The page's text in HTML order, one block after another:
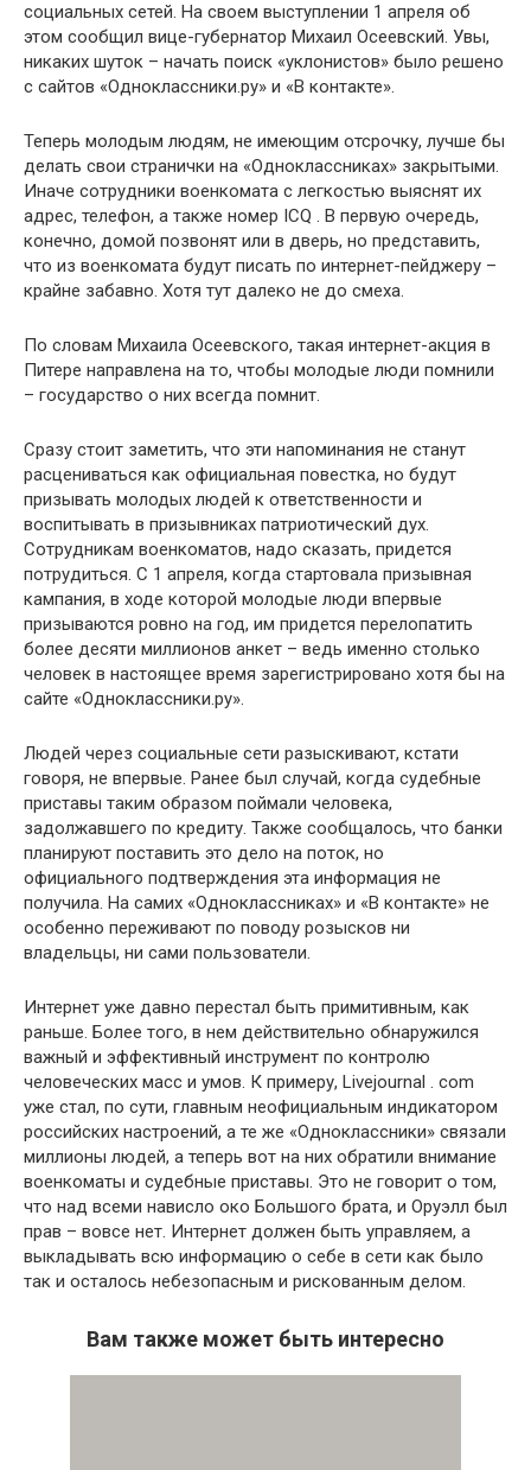
социальных сетей. На своем выступлении 1 апреля об
этом сообщил вице-губернатор Михаил Осеевский. Увы,
никаких шуток – начать поиск «уклонистов» было решено
с сайтов «Одноклассники.ру» и «В контакте».
Теперь молодым людям, не имеющим отсрочку, лучше бы
делать свои странички на «Одноклассниках» закрытыми.
Иначе сотрудники военкомата с легкостью выяснят их
адрес, телефон, а также номер ICQ . В первую очередь,
конечно, домой позвонят или в дверь, но представить,
что из военкомата будут писать по интернет-пейджеру –
крайне забавно. Хотя тут далеко не до смеха.
По словам Михаила Осеевского, такая интернет-акция в
Питере направлена на то, чтобы молодые люди помнили
– государство о них всегда помнит.
Сразу стоит заметить, что эти напоминания не станут
расцениваться как официальная повестка, но будут
призывать молодых людей к ответственности и
воспитывать в призывниках патриотический дух.
Сотрудникам военкоматов, надо сказать, придется
потрудиться. С 1 апреля, когда стартовала призывная
кампания, в ходе которой молодые люди впервые
призываются ровно на год, им придется перелопатить
более десяти миллионов анкет – ведь именно столько
человек в настоящее время зарегистрировано хотя бы на
сайте «Одноклассники.ру».
Людей через социальные сети разыскивают, кстати
говоря, не впервые. Ранее был случай, когда судебные
приставы таким образом поймали человека,
задолжавшего по кредиту. Также сообщалось, что банки
планируют поставить это дело на поток, но
официального подтверждения эта информация не
получила. На самих «Одноклассниках» и «В контакте» не
особенно переживают по поводу розысков ни
владельцы, ни сами пользователи.
Интернет уже давно перестал быть примитивным, как
раньше. Более того, в нем действительно обнаружился
важный и эффективный инструмент по контролю
человеческих масс и умов. К примеру, Livejournal . com
уже стал, по сути, главным неофициальным индикатором
российских настроений, а те же «Одноклассники» связали
миллионы людей, а теперь вот на них обратили внимание
военкоматы и судебные приставы. Это не говорит о том,
что над всеми нависло око Большого брата, и Оруэлл был
прав – вовсе нет. Интернет должен быть управляем, а
выкладывать всю информацию о себе в сети как было
так и осталось небезопасным и рискованным делом.
Вам также может быть интересно